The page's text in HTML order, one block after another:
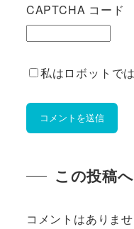
CAPTCHA コード
私はロボットで
この投稿
コメントはありませ